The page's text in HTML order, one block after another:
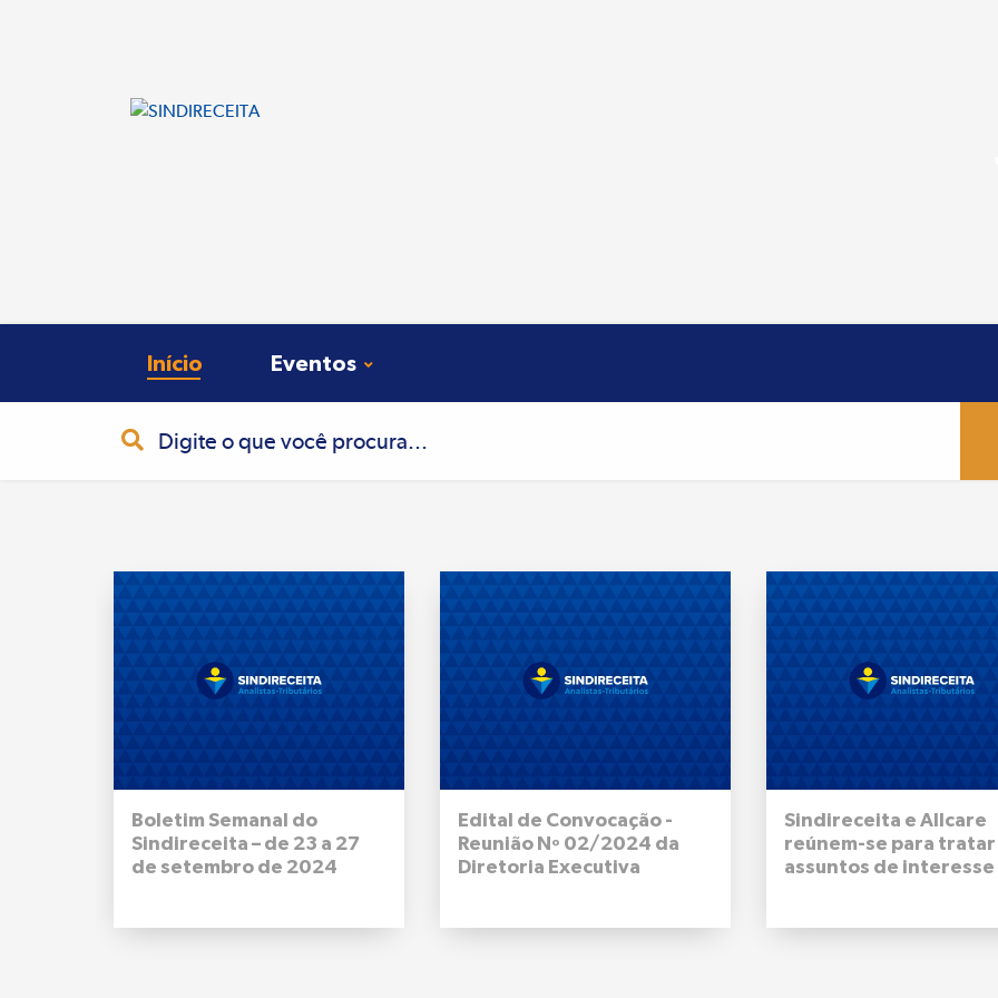
Início Eventos
Pesquisa
Boletim Semanal do
Sindireceita – de 23 a 27
de setembro de 2024
Edital de Convocação -
Reunião Nº 02/2024 da
Diretoria Executiva
Sindireceita e Allcare
reúnem-se para tratar
assuntos de interesse